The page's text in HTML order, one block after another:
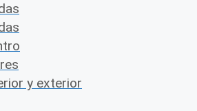
y exterior